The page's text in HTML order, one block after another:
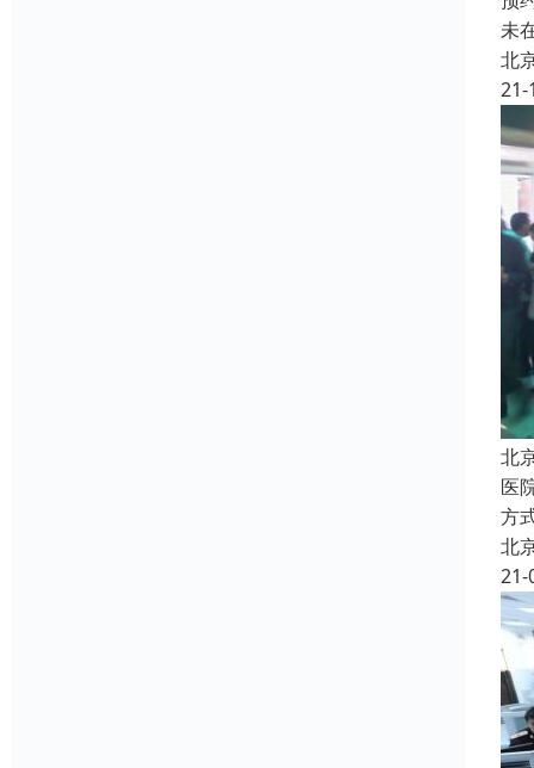
未
北
21-
北
医
方
北
21-